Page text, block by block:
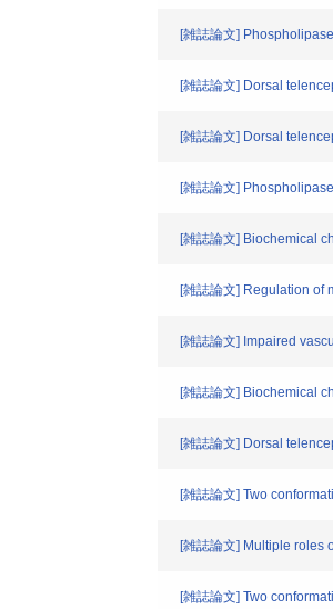
[雑誌論文]
[雑誌論文] Dorsal
[雑誌論文] Dorsal
[雑誌論文]
[雑誌論文] Biochemical
[雑誌論文] Regulation of
[雑誌論文] Impaired
[雑誌論文] Biochemical
[雑誌論文] Dorsal
[雑誌論文] Two
[雑誌論文] Multiple roles
[雑誌論文] Two